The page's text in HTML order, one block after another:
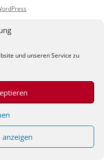
und unseren Service zu